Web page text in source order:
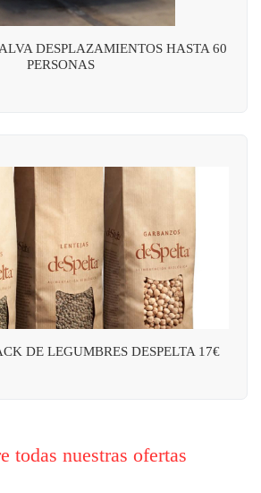
DESPLAZAMIENTOS HASTA 60
PERSONAS
DE LEGUMBRES DESPELTA 17€
todas nuestras ofertas